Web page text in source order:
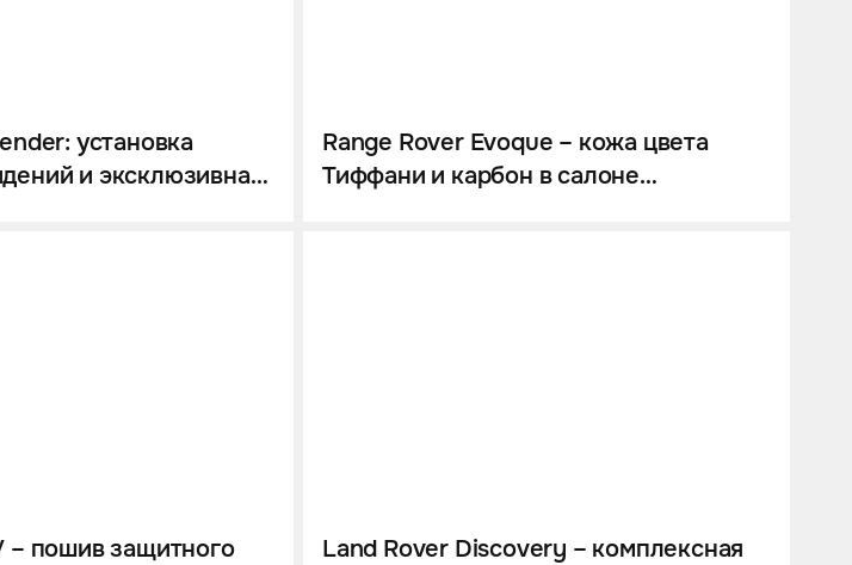
установка
и эксклюзивная
Range Rover Evoque – кожа цвета
Тиффани и карбон в салоне
– пошив защитного
Land Rover Discovery – комплексная